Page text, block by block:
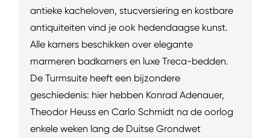
antieke kacheloven, stucversiering en kostbare
antiquiteiten vind je ook hedendaagse kunst.
Alle kamers beschikken over elegante
marmeren badkamers en luxe Treca-bedden.
De Turmsuite heeft een bijzondere
geschiedenis: hier hebben Konrad Adenauer,
Theodor Heuss en Carlo Schmidt na de oorlog
enkele weken lang de Duitse Grondwet